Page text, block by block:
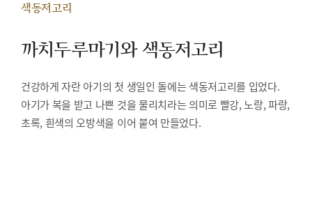
색동저고리
까치두루마기와 색동저고리
건강하게 자란 아기의 첫 생일인 돌에는 색동저고리를 입었다.
아기가 복을 받고 나쁜 것을 물리치라는 의미로 빨강, 노랑, 파랑,
초록, 흰색의 오방색을 이어 붙여 만들었다.